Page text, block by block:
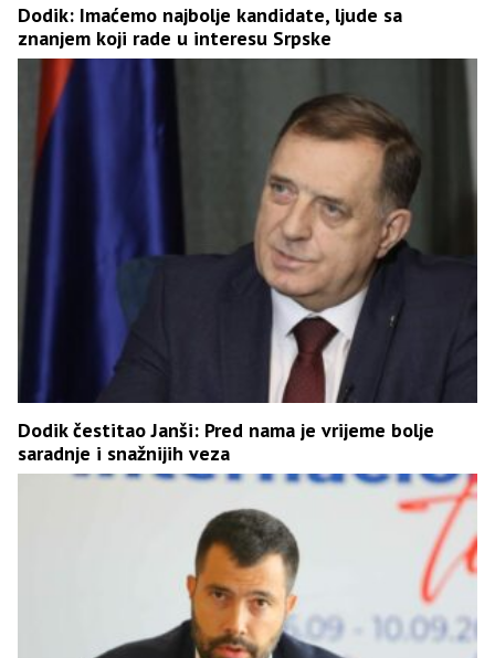
Dodik: Imaćemo najbolje kandidate, ljude sa
znanjem koji rade u interesu Srpske
Dodik čestitao Janši: Pred nama je vrijeme bolje
saradnje i snažnijih veza